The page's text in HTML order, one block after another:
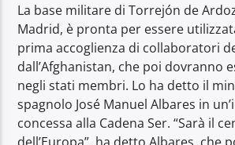
Radio Dolomiti
La base militare di Torrejón de
Madrid, è pronta per essere
prima accoglienza di collaboratori
dall’Afghanistan, che poi dovranno
negli stati membri. Lo ha detto il
spagnolo José Manuel Albares in
concessa alla Cadena Ser. “Sarà il